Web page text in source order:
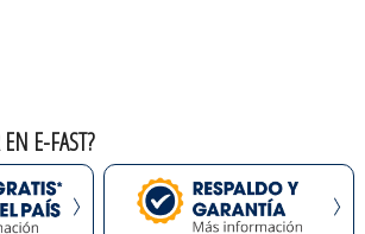
E-FAST?